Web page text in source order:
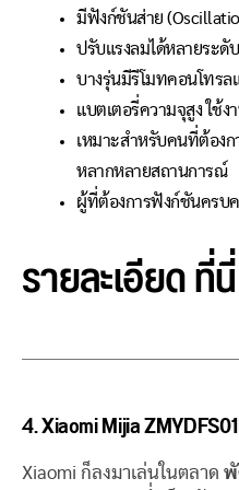
มีฟังก์ชันส่าย
ปรับแรงลมได้หลายระดับ
บางรุ่นมีรีโมทคอนโทรล
แบตเตอรี่ความจุสูง ใช้ง
เหมาะสำหรับคนที่ต้องก
หลากหลายสถานการณ์
ผู้ที่ต้องการฟังก์ชันครบค
รายละเอียดที่นี่
4. Xiaomi Mijia
Xiaomi ก็ลงมาเล่นในตลาด พั